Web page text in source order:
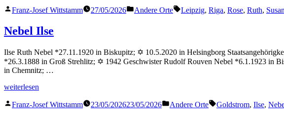
Veröffentlicht
Franz-Josef Wittstamm 27/05/2026
Veröffentlicht
Andere Orte Schlagwörter:
Leipzig, Riga, Rose, Ruth,
Nebel Ilse
Ilse Ruth Nebel *27.11.1920 in Biskupitz; ✡ 10.5.2020 in Helsingborg
*26.3.1888 in Groß Strehlitz; ✡ 1942 Geschwister Rudolf Rouven Nebel *6.1.1923 in
in Chemnitz; …
„Nebel
weiterlesen
Veröffentlicht
Franz-Josef Wittstamm 23/05/202623/05/2026
Veröffentlicht
Andere Orte Schlagwörter:
Goldstrom, Ilse,